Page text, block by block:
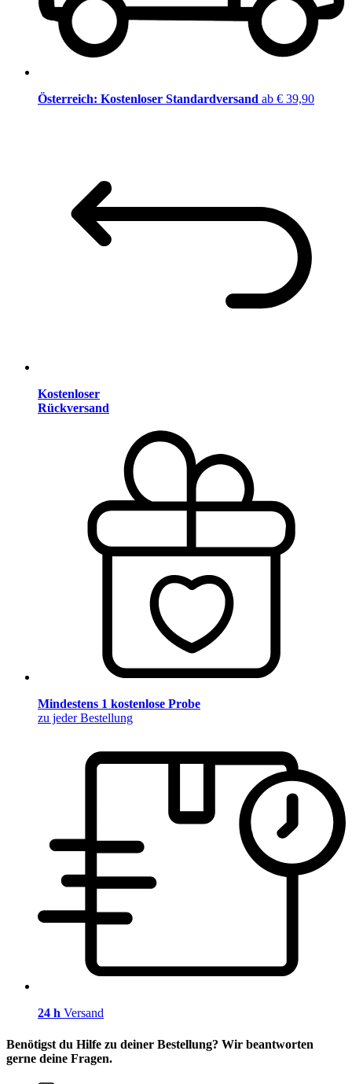
Österreich: Kostenloser Standardversand ab € 39,90
Kostenloser
Rückversand
Mindestens 1 kostenlose Probe
zu jeder Bestellung
24 h Versand
Benötigst du Hilfe zu deiner Bestellung? Wir beantworten
gerne deine Fragen.